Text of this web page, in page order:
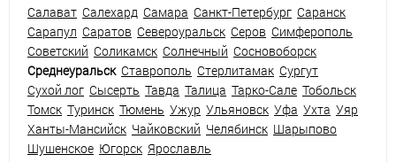
Салават Салехард Самара Санкт-Петербург Саранск
Сарапул Саратов Североуральск Серов Симферополь
Советский Соликамск Солнечный Сосновоборск
Среднеуральск Ставрополь Стерлитамак Сургут
Сухой лог Сысерть Тавда Талица Тарко-Сале Тобольск
Томск Туринск Тюмень Ужур Ульяновск Уфа Ухта Уяр
Ханты-Мансийск Чайковский Челябинск Шарыпово
Шушенское Югорск Ярославль